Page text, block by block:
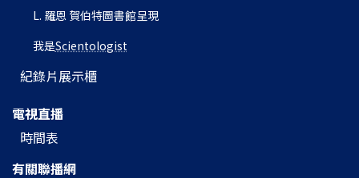
L. 羅恩 賀伯特圖書館呈現
我是Scientologist
紀錄片展示櫃
電視直播
時間表
有關聯播網